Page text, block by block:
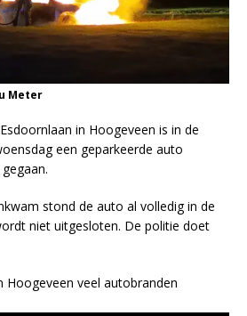
Meter
in Hoogeveen is in de
een geparkeerde auto
stond de auto al volledig in de
niet uitgesloten. De politie doet
Hoogeveen veel autobranden